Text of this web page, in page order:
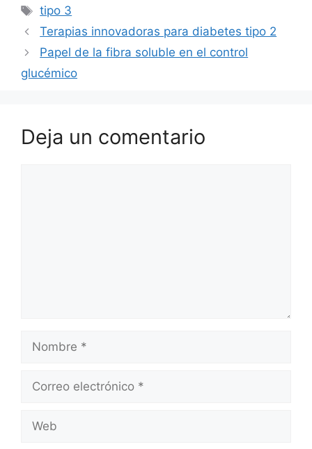
Etiquetas
tipo 3
Terapias innovadoras para diabetes tipo 2
Papel de la fibra soluble en el control
glucémico
Deja un comentario
Nombre
Correo
Web